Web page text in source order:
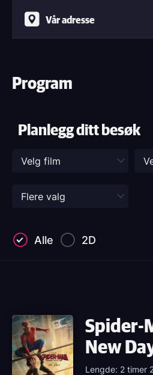
Vår adresse
Program
Planlegg ditt besøk
Alle 2D
Spider-
New
Lengde: 2 timer